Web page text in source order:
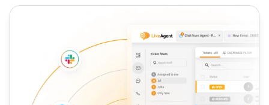
Įeinantis pardavimo atstovas